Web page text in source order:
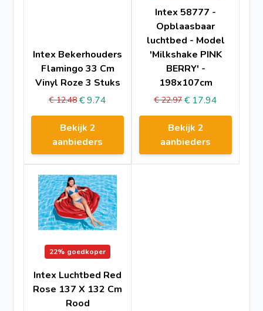
Intex Bekerhouders
Flamingo 33 Cm
Vinyl Roze 3 Stuks
€ 12.48 € 9.74
Bekijk 2
aanbieders
Intex 58777 -
Opblaasbaar
luchtbed - Model
'Milkshake PINK
BERRY' -
198x107cm
€ 22.97 € 17.94
Bekijk 2
aanbieders
22% goedkoper
Intex Luchtbed Red
Rose 137 X 132 Cm
Rood